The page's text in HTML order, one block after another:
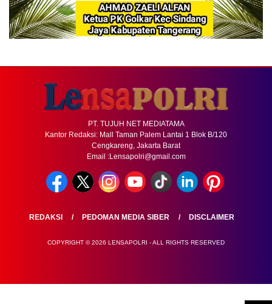
PT. TUJUH NET MEDIATAMA
Kantor Redaksi: Mall Taman Palem Lantai 1 Blok B/120
Cengkareng, Jakarta Barat
Email :Lensapolri@gmail.com
REDAKSI PEDOMAN MEDIA SIBER DISCLAIMER
COPYRIGHT © 2026 LENSAPOLRI - ALL RIGHTS RESERVED